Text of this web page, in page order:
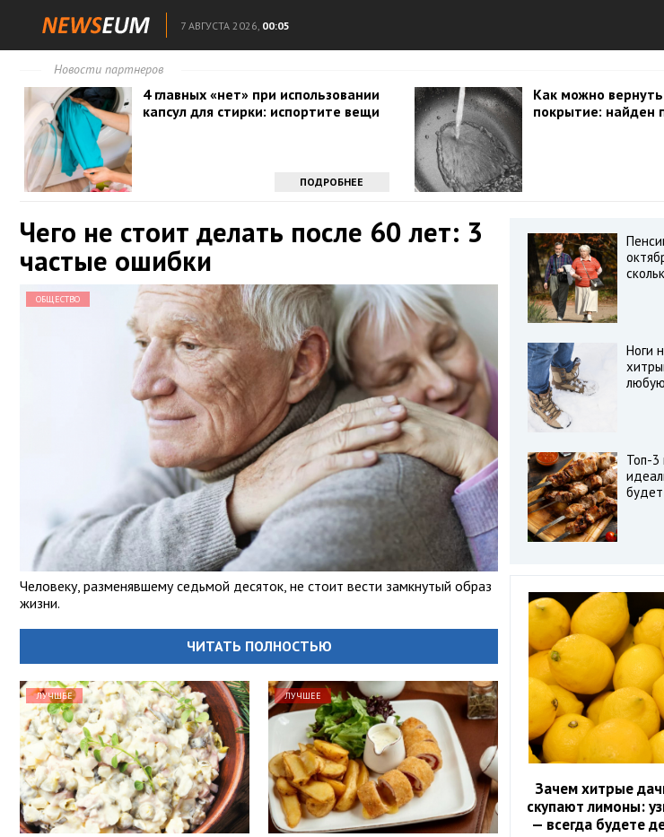
7 АВГУСТА 2026, 00:05
Новости партнеров
4 главных «нет» при использовании
капсул для стирки: испортите вещи
ПОДРОБНЕЕ
Как можно
покрытие: найден
Чего не стоит делать после 60 лет: 3
частые ошибки
ОБЩЕСТВО
Человеку, разменявшему седьмой десяток, не стоит вести замкнутый образ
жизни.
ЧИТАТЬ ПОЛНОСТЬЮ
ЛУЧШЕЕ ЛУЧШЕЕ
Ноги
Топ-3
Зачем хитрые
скупают лимоны:
— всегда будете